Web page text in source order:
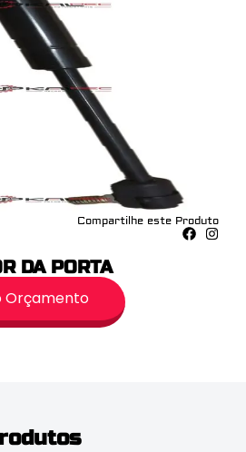
Compartilhe este Produto
DA PORTA
Orçamento